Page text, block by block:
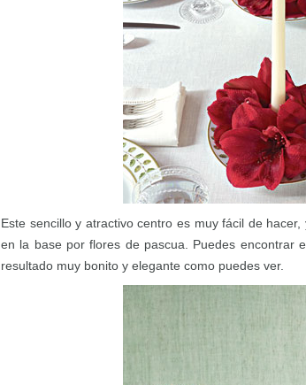
Este sencillo y atractivo centro es muy fácil de
en la base por flores de pascua. Puedes encontrar
resultado muy bonito y elegante como puedes ver.